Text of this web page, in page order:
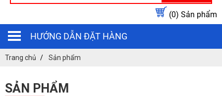
(0) Sản phẩm
HƯỚNG DẪN ĐẶT HÀNG
Trang chủ Sản phẩm
SẢN PHẨM